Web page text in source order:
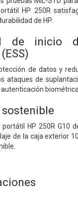
HP 250R
de HP.
de inicio
de datos y
ataques de
autenticación biométrica.
sostenible
portátil HP 250R G10
de la caja exterior